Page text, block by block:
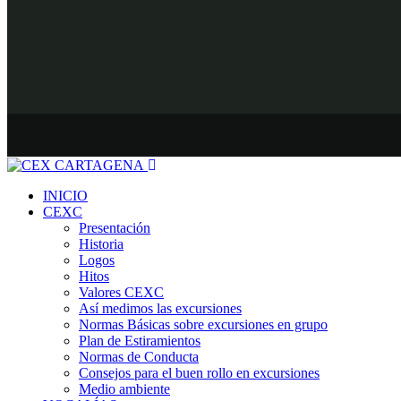
INICIO
CEXC
Presentación
Historia
Logos
Hitos
Valores CEXC
Así medimos las excursiones
Normas Básicas sobre excursiones en grupo
Plan de Estiramientos
Normas de Conducta
Consejos para el buen rollo en excursiones
Medio ambiente